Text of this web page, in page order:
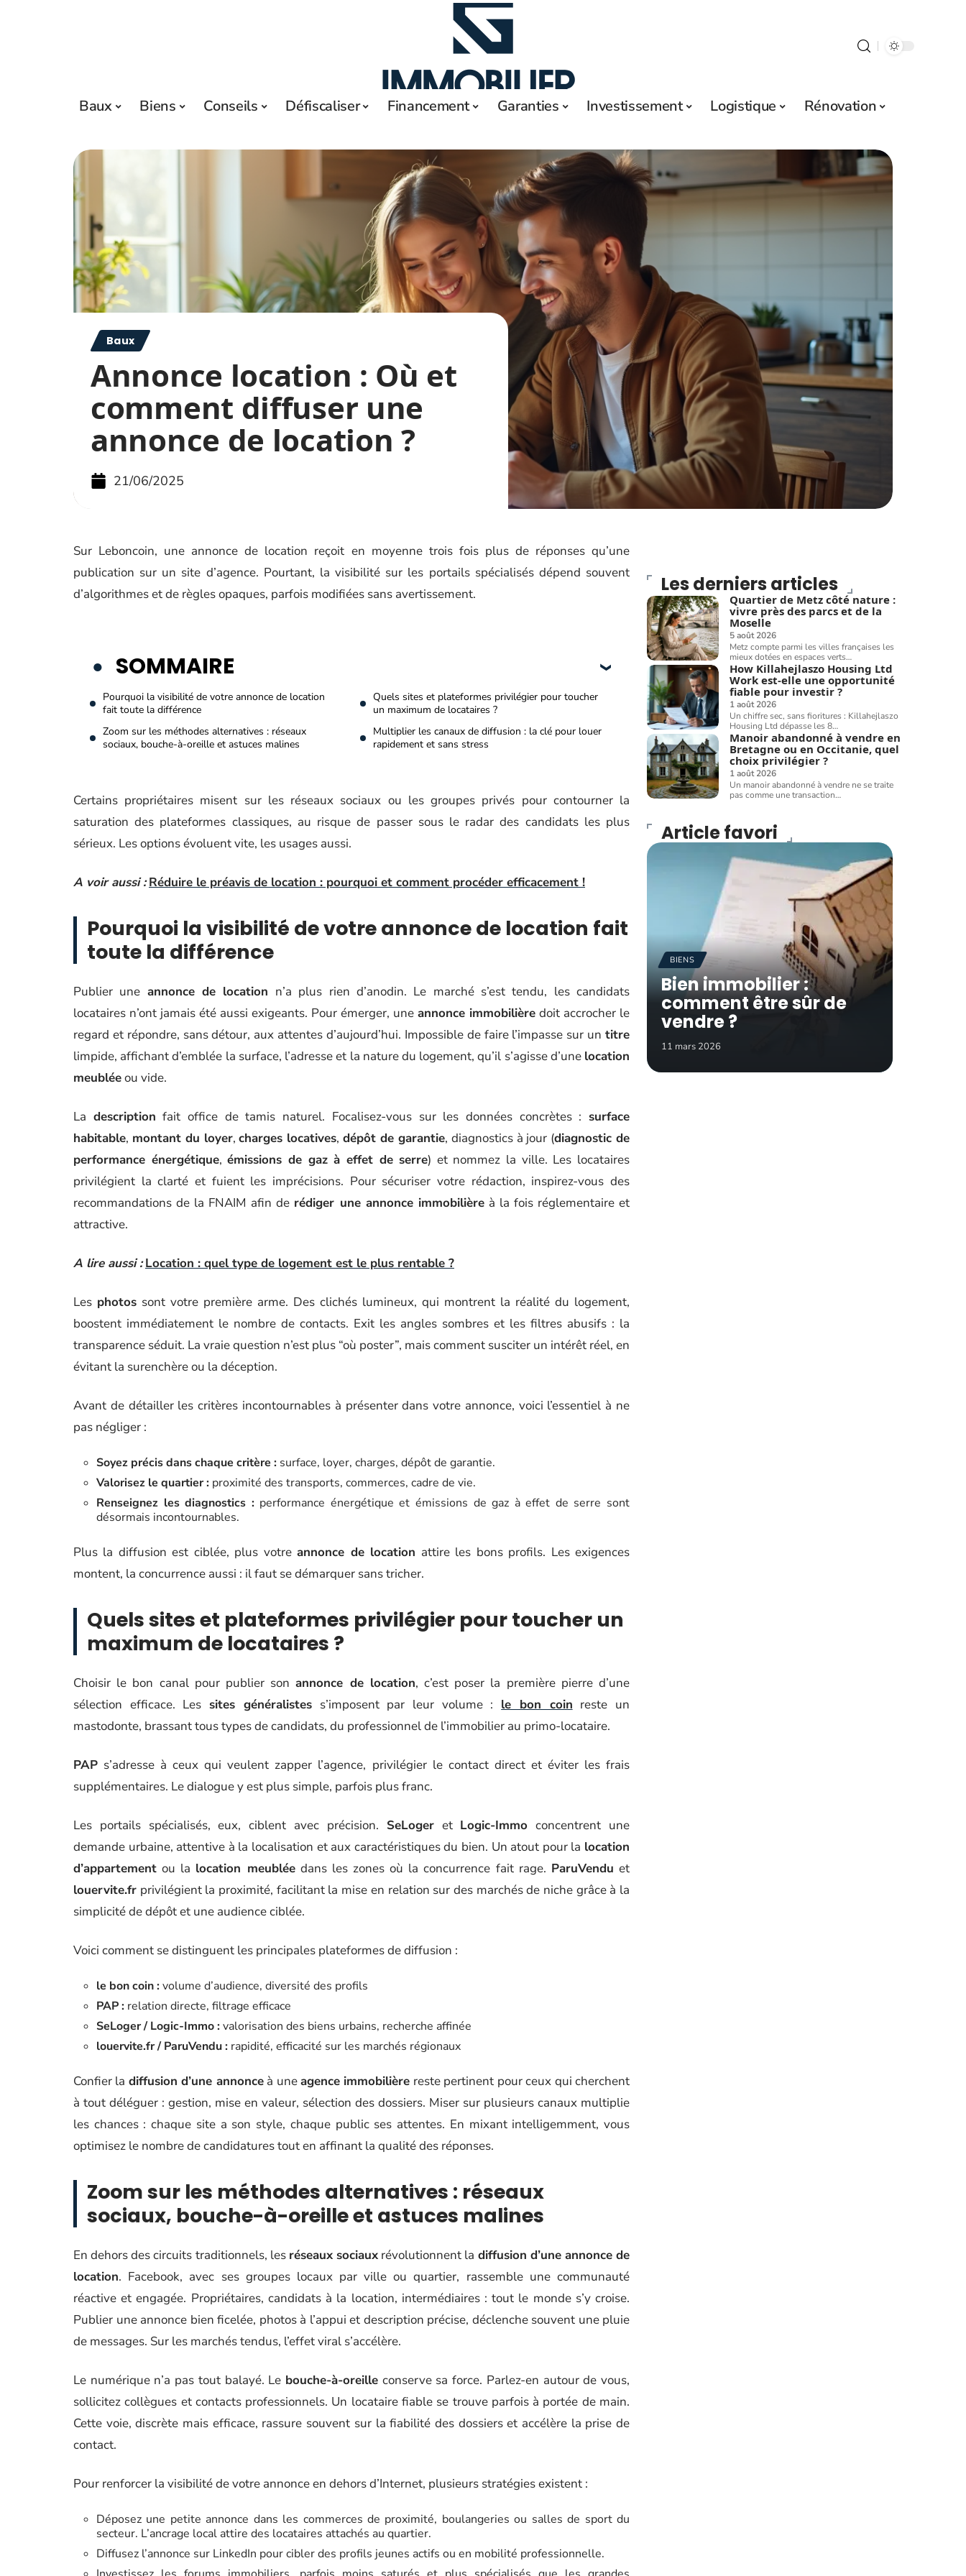
Baux Biens Conseils Défiscaliser Financement Garanties Investissement Logistique Rénovation
Baux
Annonce location : Où et
comment diffuser une
annonce de location ?
21/06/2025
Sur Leboncoin, une annonce de location reçoit en moyenne trois fois plus de réponses qu’une
publication sur un site d’agence. Pourtant, la visibilité sur les portails spécialisés dépend souvent
d’algorithmes et de règles opaques, parfois modifiées sans avertissement.
SOMMAIRE
Pourquoi la visibilité de votre annonce de location
fait toute la différence
Quels sites et plateformes privilégier pour toucher
un maximum de locataires ?
Zoom sur les méthodes alternatives : réseaux
sociaux, bouche-à-oreille et astuces malines
Multiplier les canaux de diffusion : la clé pour louer
rapidement et sans stress
Certains propriétaires misent sur les réseaux sociaux ou les groupes privés pour contourner la
saturation des plateformes classiques, au risque de passer sous le radar des candidats les plus
sérieux. Les options évoluent vite, les usages aussi.
A voir aussi : Réduire le préavis de location : pourquoi et comment procéder efficacement !
Pourquoi la visibilité de votre annonce de location fait
toute la différence
Publier une annonce de location n’a plus rien d’anodin. Le marché s’est tendu, les candidats
locataires n’ont jamais été aussi exigeants. Pour émerger, une annonce immobilière doit accrocher le
regard et répondre, sans détour, aux attentes d’aujourd’hui. Impossible de faire l’impasse sur un titre
limpide, affichant d’emblée la surface, l’adresse et la nature du logement, qu’il s’agisse d’une location
meubléeou vide.
La description fait office de tamis naturel. Focalisez-vous sur les données concrètes : surface
habitable, montant du loyer,charges locatives,dépôt de garantie, diagnostics à jour (diagnostic de
performance énergétique,émissions de gaz à effet de serre) et nommez la ville. Les locataires
privilégient la clarté et fuient les imprécisions. Pour sécuriser votre rédaction, inspirez-vous des
recommandations de la FNAIM afin de rédiger une annonce immobilièreà la fois réglementaire et
attractive.
A lire aussi : Location : quel type de logement est le plus rentable ?
Les photos sont votre première arme. Des clichés lumineux, qui montrent la réalité du logement,
boostent immédiatement le nombre de contacts. Exit les angles sombres et les filtres abusifs : la
transparence séduit. La vraie question n’est plus “où poster”, mais comment susciter un intérêt réel, en
évitant la surenchère ou la déception.
Avant de détailler les critères incontournables à présenter dans votre annonce, voici l’essentiel à ne
pas négliger :
Soyez précis dans chaque critère : surface, loyer, charges, dépôt de garantie.
Valorisez le quartier : proximité des transports, commerces, cadre de vie.
Renseignez les diagnostics :performance énergétique et émissions de gaz à effet de serre sont
désormais incontournables.
Plus la diffusion est ciblée, plus votreannonce de location attire les bons profils. Les exigences
montent, la concurrence aussi : il faut se démarquer sans tricher.
Quels sites et plateformes privilégier pour toucher un
maximum de locataires ?
Choisir le bon canal pour publier sonannonce de location, c’est poser la première pierre d’une
sélection efficace. Les sites généralistess’imposent par leur volume : le bon coin reste un
mastodonte, brassant tous types de candidats, du professionnel de l’immobilier au primo-locataire.
PAP s’adresse à ceux qui veulent zapper l’agence, privilégier le contact direct et éviter les frais
supplémentaires. Le dialogue y est plus simple, parfois plus franc.
Les portails spécialisés, eux, ciblent avec précision. SeLogeret Logic-Immo concentrent une
demande urbaine, attentive à la localisation et aux caractéristiques du bien. Un atout pour la location
d’appartement ou la location meubléedans les zones où la concurrence fait rage. ParuVendu et
louervite.fr privilégient la proximité, facilitant la mise en relation sur des marchés de niche grâce à la
simplicité de dépôt et une audience ciblée.
Voici comment se distinguent les principales plateformes de diffusion :
le bon coin :volume d’audience, diversité des profils
PAP : relation directe, filtrage efficace
SeLoger / Logic-Immo :valorisation des biens urbains, recherche affinée
louervite.fr / ParuVendu : rapidité, efficacité sur les marchés régionaux
Confier la diffusion d’une annonceà uneagence immobilière reste pertinent pour ceux qui cherchent
à tout déléguer : gestion, mise en valeur, sélection des dossiers. Miser sur plusieurs canaux multiplie
les chances : chaque site a son style, chaque public ses attentes. En mixant intelligemment, vous
optimisez le nombre de candidatures tout en affinant la qualité des réponses.
Zoom sur les méthodes alternatives : réseaux
sociaux, bouche-à-oreille et astuces malines
En dehors des circuits traditionnels, les réseaux sociaux révolutionnent la diffusion d’une annonce de
location. Facebook, avec ses groupes locaux par ville ou quartier, rassemble une communauté
réactive et engagée. Propriétaires, candidats à la location, intermédiaires : tout le monde s’y croise.
Publier une annonce bien ficelée, photos à l’appui et description précise, déclenche souvent une pluie
de messages. Sur les marchés tendus, l’effet viral s’accélère.
Le numérique n’a pas tout balayé. Le bouche-à-oreille conserve sa force. Parlez-en autour de vous,
sollicitez collègues et contacts professionnels. Un locataire fiable se trouve parfois à portée de main.
Cette voie, discrète mais efficace, rassure souvent sur la fiabilité des dossiers et accélère la prise de
contact.
Pour renforcer la visibilité de votre annonce en dehors d’Internet, plusieurs stratégies existent :
Déposez une petite annonce dans les commerces de proximité, boulangeries ou salles de sport du
secteur. L’ancrage local attire des locataires attachés au quartier.
Diffusez l’annonce sur LinkedIn pour cibler des profils jeunes actifs ou en mobilité professionnelle.
Les derniers articles
Quartier de Metz côté nature :
vivre près des parcs et de la
Moselle
5 août 2026
Metz compte parmi les villes françaises les
mieux dotées en espaces verts…
How Killahejlaszo Housing Ltd
Work est-elle une opportunité
fiable pour investir ?
1 août 2026
Un chiffre sec, sans fioritures : Killahejlaszo
Housing Ltd dépasse les 8…
Manoir abandonné à vendre en
Bretagne ou en Occitanie, quel
choix privilégier ?
1 août 2026
Un manoir abandonné à vendre ne se traite
pas comme une transaction…
Article favori
BIENS
Bien immobilier :
comment être sûr de
vendre ?
11 mars 2026